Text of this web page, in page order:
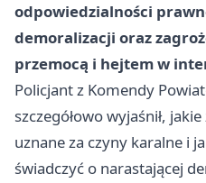
odpowiedzialności
demoralizacji oraz
przemocą i hejtem w
Policjant z Komendy
szczegółowo wyjaśnił,
uznane za czyny karalne i
świadczyć o narastającej